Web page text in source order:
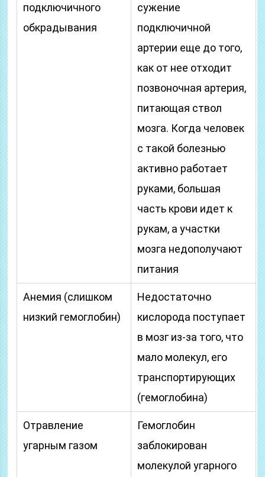
подключичного
обкрадывания
сужение
подключичной
артерии еще до того,
как от нее отходит
позвоночная артерия,
питающая ствол
мозга. Когда человек
с такой болезнью
активно работает
руками, большая
часть крови идет к
рукам, а участки
мозга недополучают
питания
Анемия (слишком
низкий гемоглобин)
Недостаточно
кислорода поступает
в мозг из-за того, что
мало молекул, его
транспортирующих
(гемоглобина)
Отравление
угарным газом
Гемоглобин
заблокирован
молекулой угарного